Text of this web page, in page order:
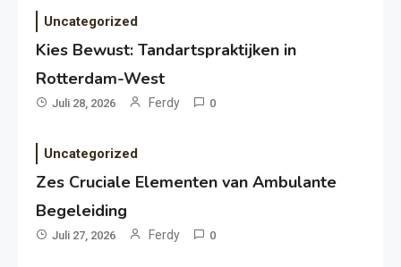
Uncategorized
Kies Bewust: Tandartspraktijken in
Rotterdam-West
Juli 28, 2026 Ferdy 0
Uncategorized
Zes Cruciale Elementen van Ambulante
Begeleiding
Juli 27, 2026 Ferdy 0